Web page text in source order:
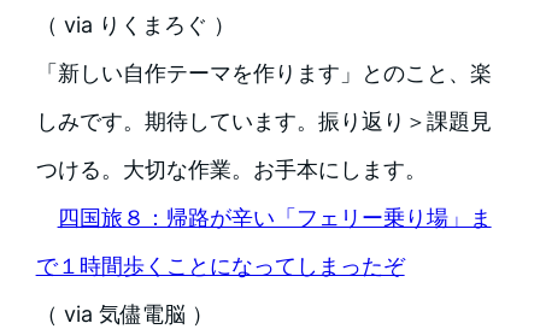
（ via りくまろぐ ）
「新しい自作テーマを作ります」とのこと、楽
しみです。期待しています。振り返り＞課題見
つける。大切な作業。お手本にします。
四国旅８：帰路が辛い「フェリー乗り場」ま
で１時間歩くことになってしまったぞ
（ via 気儘電脳 ）